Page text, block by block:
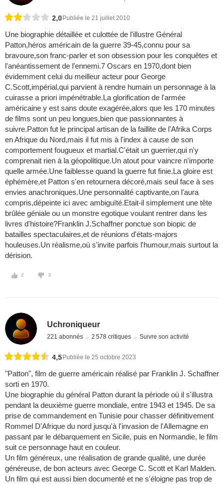
2,0 Publiée le 21 juillet 2010
Une biographie détaillée et culottée de l'illustre Général
Patton,héros américain de la guerre 39-45,connu pour sa
bravoure,son franc-parler et son obsession pour les conquêtes et
l'anéantissement de l'ennemi.7 Oscars en 1970,dont bien
évidemment celui du meilleur acteur pour George
C.Scott,impérial,qui parvient à rendre humain un personnage à la
cuirasse a priori impénétrable.La glorification de l'armée
américaine y est sans doute exagérée,alors que les 170 minutes
de films sont un peu longues,bien que passionnantes à
suivre.Patton fut le principal artisan de la faillite de l'Afrika Corps
en Afrique du Nord,mais il fut mis à l'index à cause de son
comportement fougueux et martial.C'était un guerrier,qui n'y
comprenait rien à la géopolitique.Un atout pour vaincre n'importe
quelle armée.Une faiblesse quand la guerre fut finie.La gloire est
éphémère,et Patton s'en retournera décoré,mais seul face à ses
envies anachroniques.Une personnalité captivante,on l'aura
compris,dépeinte ici avec ambiguïté.Etait-il simplement une tête
brûlée géniale ou un monstre egotique voulant rentrer dans les
livres d'histoire?Franklin J.Schaffner ponctue son biopic de
batailles spectaculaires,et de réunions d'états-majors
houleuses.Un réalisme,où s'invite parfois l'humour,mais surtout la
dérision.
2 3
Uchroniqueur
221 abonnés 2 578 critiques Suivre son activité
4,5 Publiée le 25 octobre 2023
"Patton", film de guerre américain réalisé par Franklin J. Schaffner
sorti en 1970.
Une biographie du général Patton durant la période où il s'illustra
pendant la deuxième guerre mondiale, entre 1943 et 1945. De sa
prise de commandement en Tunisie pour chasser définitivement
Rommel D'Afrique du nord jusqu'à l'invasion de l'Allemagne en
passant par le débarquement en Sicile, puis en Normandie, le film
suit ce personnage haut en couleur.
Un film généreux, une réalisation de grande qualité, une durée
généreuse, de bon acteurs avec George C. Scott et Karl Malden.
Un film qui est aussi bien documenté et ne s'éloigne pas trop de